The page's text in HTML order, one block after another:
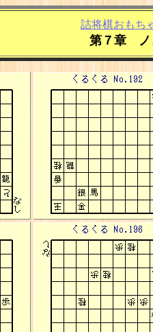
詰将棋おもち
第７章 ノ